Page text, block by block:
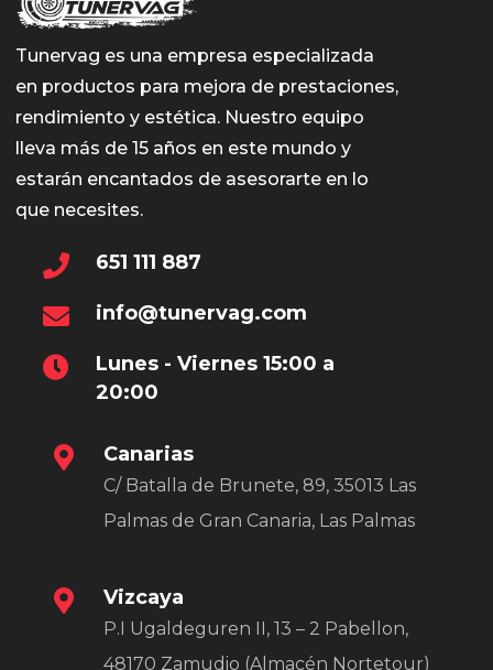
Tunervag es una empresa especializada
en productos para mejora de prestaciones,
rendimiento y estética. Nuestro equipo
lleva más de 15 años en este mundo y
estarán encantados de asesorarte en lo
que necesites.
651 111 887
info@tunervag.com
Lunes - Viernes 15:00 a
20:00
Canarias
C/ Batalla de Brunete, 89, 35013 Las
Palmas de Gran Canaria, Las Palmas
Vizcaya
P.I Ugaldeguren II, 13 – 2 Pabellon,
48170 Zamudio (Almacén Nortetour)